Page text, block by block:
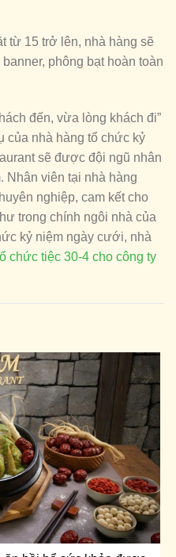
từ 15 trở lên, nhà hàng sẽ
phông bạt hoàn toàn
đến, vừa lòng khách đi”
của nhà hàng tổ chức kỷ
sẽ được đội ngũ nhân
Nhân viên tại nhà hàng
nghiệp, cam kết cho
trong chính ngôi nhà của
kỷ niệm ngày cưới, nhà
chức tiệc 30-4 cho công ty